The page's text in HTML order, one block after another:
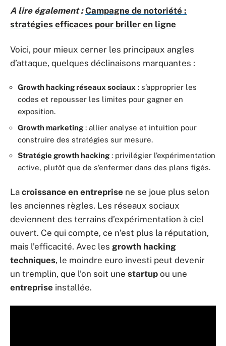
A lire également : Campagne de notoriété :
stratégies efficaces pour briller en ligne
Voici, pour mieux cerner les principaux angles
d’attaque, quelques déclinaisons marquantes :
Growth hacking réseaux sociaux : s’approprier les
codes et repousser les limites pour gagner en
exposition.
Growth marketing : allier analyse et intuition pour
construire des stratégies sur mesure.
Stratégie growth hacking : privilégier l’expérimentation
active, plutôt que de s’enfermer dans des plans figés.
La croissance en entreprise ne se joue plus selon
les anciennes règles. Les réseaux sociaux
deviennent des terrains d’expérimentation à ciel
ouvert. Ce qui compte, ce n’est plus la réputation,
mais l’efficacité. Avec les growth hacking
techniques, le moindre euro investi peut devenir
un tremplin, que l’on soit une startup ou une
entreprise installée.